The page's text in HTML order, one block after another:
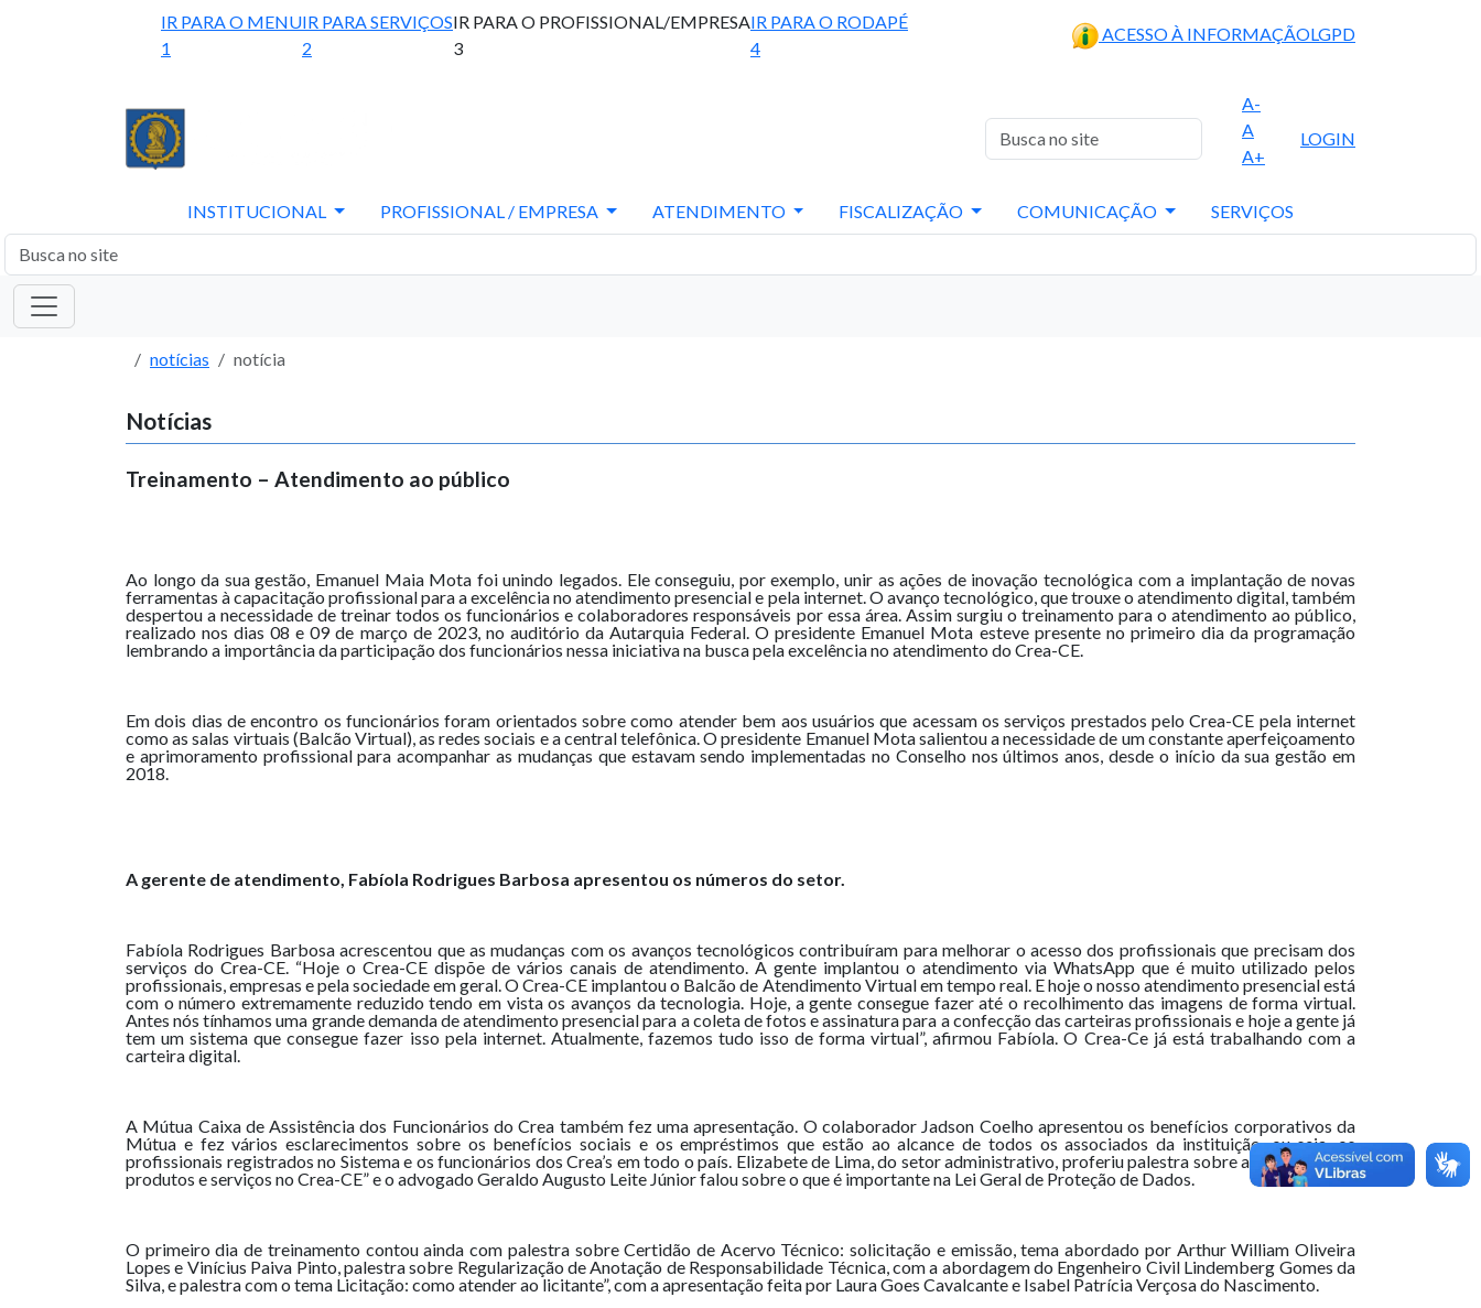
IR PARA O MENU
1
IR PARA SERVIÇOS
2
IR PARA O PROFISSIONAL/EMPRESA
3
IR PARA O RODAPÉ
4
ACESSO À INFORMAÇÃOLGPD
A-
A
A+
LOGIN
INSTITUCIONAL PROFISSIONAL / EMPRESA ATENDIMENTO FISCALIZAÇÃO COMUNICAÇÃO SERVIÇOS
notícias notícia
Notícias
Treinamento – Atendimento ao público
Ao longo da sua gestão, Emanuel Maia Mota foi unindo legados. Ele conseguiu, por exemplo, unir as ações de inovação tecnológica com a implantação de novas
ferramentas à capacitação profissional para a excelência no atendimento presencial e pela internet. O avanço tecnológico, que trouxe o atendimento digital, também
despertou a necessidade de treinar todos os funcionários e colaboradores responsáveis por essa área. Assim surgiu o treinamento para o atendimento ao público,
realizado nos dias 08 e 09 de março de 2023, no auditório da Autarquia Federal. O presidente Emanuel Mota esteve presente no primeiro dia da programação
lembrando a importância da participação dos funcionários nessa iniciativa na busca pela excelência no atendimento do Crea-CE.
Em dois dias de encontro os funcionários foram orientados sobre como atender bem aos usuários que acessam os serviços prestados pelo Crea-CE pela internet
como as salas virtuais (Balcão Virtual), as redes sociais e a central telefônica. O presidente Emanuel Mota salientou a necessidade de um constante aperfeiçoamento
e aprimoramento profissional para acompanhar as mudanças que estavam sendo implementadas no Conselho nos últimos anos, desde o início da sua gestão em
2018.
A gerente de atendimento, Fabíola Rodrigues Barbosa apresentou os números do setor.
Fabíola Rodrigues Barbosa acrescentou que as mudanças com os avanços tecnológicos contribuíram para melhorar o acesso dos profissionais que precisam dos
serviços do Crea-CE. “Hoje o Crea-CE dispõe de vários canais de atendimento. A gente implantou o atendimento via WhatsApp que é muito utilizado pelos
profissionais, empresas e pela sociedade em geral. O Crea-CE implantou o Balcão de Atendimento Virtual em tempo real. E hoje o nosso atendimento presencial está
com o número extremamente reduzido tendo em vista os avanços da tecnologia. Hoje, a gente consegue fazer até o recolhimento das imagens de forma virtual.
Antes nós tínhamos uma grande demanda de atendimento presencial para a coleta de fotos e assinatura para a confecção das carteiras profissionais e hoje a gente já
tem um sistema que consegue fazer isso pela internet. Atualmente, fazemos tudo isso de forma virtual”, afirmou Fabíola. O Crea-Ce já está trabalhando com a
carteira digital.
A Mútua Caixa de Assistência dos Funcionários do Crea também fez uma apresentação. O colaborador Jadson Coelho apresentou os benefícios corporativos da
Mútua e fez vários esclarecimentos sobre os benefícios sociais e os empréstimos que estão ao alcance de todos os associados da instituição, ou seja, os
profissionais registrados no Sistema e os funcionários dos Crea’s em todo o país. Elizabete de Lima, do setor administrativo, proferiu palestra sobre a “Aquisição de
produtos e serviços no Crea-CE” e o advogado Geraldo Augusto Leite Júnior falou sobre o que é importante na Lei Geral de Proteção de Dados.
O primeiro dia de treinamento contou ainda com palestra sobre Certidão de Acervo Técnico: solicitação e emissão, tema abordado por Arthur William Oliveira
Lopes e Vinícius Paiva Pinto, palestra sobre Regularização de Anotação de Responsabilidade Técnica, com a abordagem do Engenheiro Civil Lindemberg Gomes da
Silva, e palestra com o tema Licitação: como atender ao licitante”, com a apresentação feita por Laura Goes Cavalcante e Isabel Patrícia Verçosa do Nascimento.